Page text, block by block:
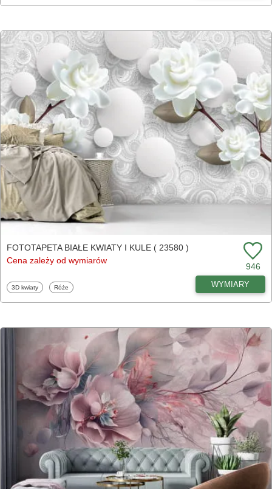
FOTOTAPETA BIAŁE KWIATY I KULE ( 23580 )
Cena zależy od wymiarów
946
Fototapety
3D kwiaty Fototapety
Róże WYMIARY